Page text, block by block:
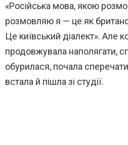
«Російська мова, якою
розмовляю я — це як
Це київський діалект». Але
продовжувала наполягати,
обурилася, почала
встала й пішла зі студії.